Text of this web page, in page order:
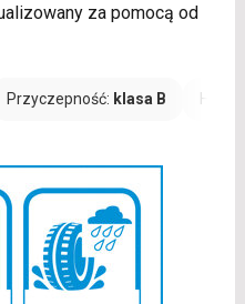
za pomocą od
Przyczepność: klasa B